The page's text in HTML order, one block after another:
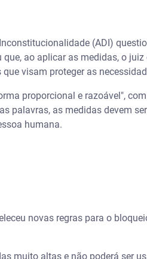
(ADI)
ao aplicar as medidas, o
visam proteger as
proporcional e razoável",
palavras, as medidas devem
humana.
novas regras para o
muito altas e não poderá ser